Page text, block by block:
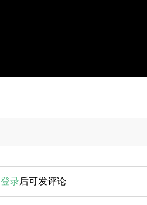
登录后可发评论